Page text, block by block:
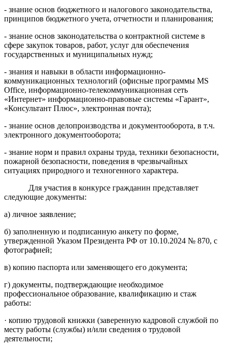
- знание основ бюджетного и налогового законодательства,
принципов бюджетного учета, отчетности и планирования;
- знание основ законодательства о контрактной системе в
сфере закупок товаров, работ, услуг для обеспечения
государственных и муниципальных нужд;
- знания и навыки в области информационно-
коммуникационных технологий (офисные программы MS
Office, информационно-телекоммуникационная сеть
«Интернет» информационно-правовые системы «Гарант»,
«Консультант Плюс», электронная почта);
- знание основ делопроизводства и документооборота, в т.ч.
электронного документооборота;
- знание норм и правил охраны труда, техники безопасности,
пожарной безопасности, поведения в чрезвычайных
ситуациях природного и техногенного характера.
Для участия в конкурсе гражданин представляет
следующие документы:
а) личное заявление;
б) заполненную и подписанную анкету по форме,
утвержденной Указом Президента РФ от 10.10.2024 № 870, с
фотографией;
в) копию паспорта или заменяющего его документа;
г) документы, подтверждающие необходимое
профессиональное образование, квалификацию и стаж
работы:
· копию трудовой книжки (заверенную кадровой службой по
месту работы (службы) и/или сведения о трудовой
деятельности;